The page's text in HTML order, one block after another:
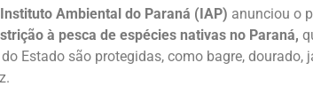
Instituto Ambiental do Paraná (IAP) anunciou o
à pesca de espécies nativas no Paraná,
Estado são protegidas, como bagre, dourado,